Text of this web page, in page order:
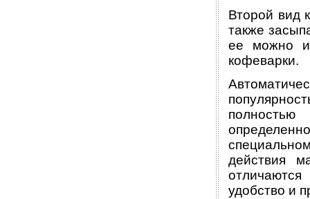
Второй вид
также
ее можно
кофеварки.
действия
удобство и